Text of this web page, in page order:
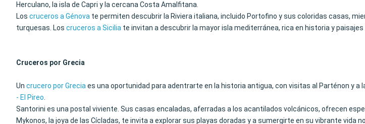
Herculano, la isla de Capri y la cercana Costa Amalfitana.
Los cruceros a Génova te permiten descubrir la Riviera italiana, incluido Portofino y sus coloridas casas,
turquesas. Los cruceros a Sicilia te invitan a descubrir la mayor isla mediterránea, rica en historia y paisajes
Cruceros por Grecia
Un crucero por Grecia es una oportunidad para adentrarte en la historia antigua, con visitas al Parténon y a
- El Pireo
Santorini es una postal viviente. Sus casas encaladas, aferradas a los acantilados volcánicos, ofrecen
Mykonos, la joya de las Cícladas, te invita a explorar sus playas doradas y a sumergirte en su vibrante vida